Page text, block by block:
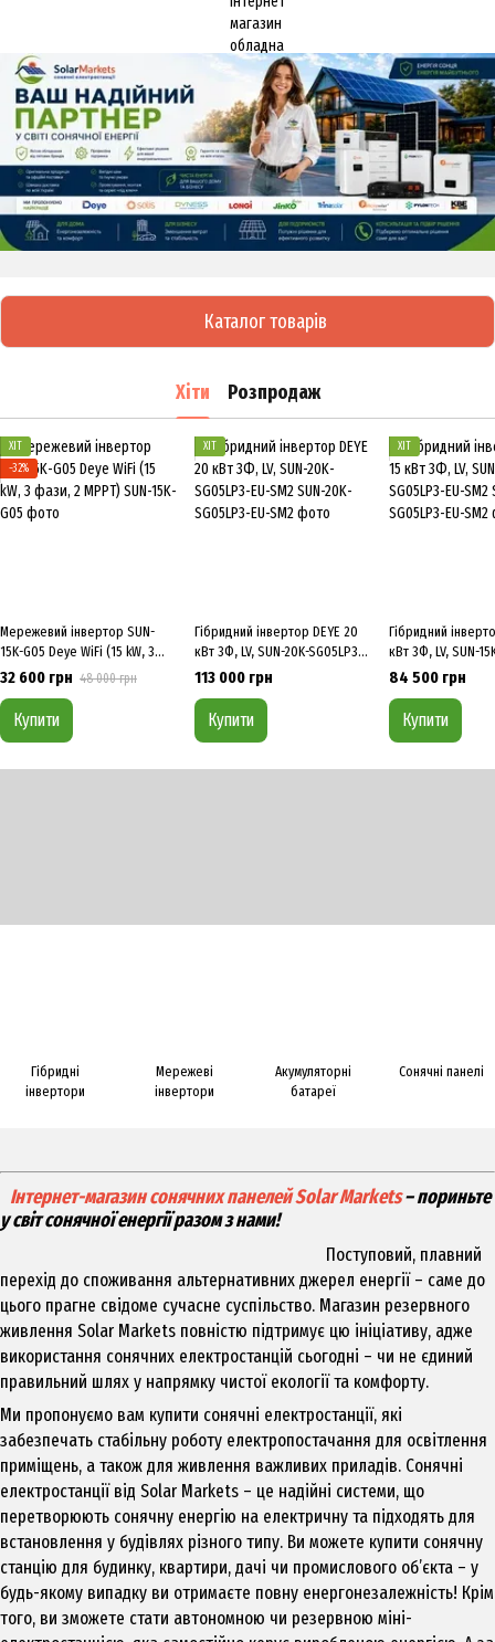
Каталог товарів
Хіти Розпродаж
ХІТ
−32%
Мережевий інвертор SUN-
15K-G05 Deye WiFi (15 kW, 3
фази, 2 MPPT)
32 600 грн 48 000 грн
Купити
ХІТ
Гібридний інвертор DEYE 20
кВт 3Ф, LV, SUN-20K-SG05LP3-
EU-SM2
113 000 грн
Купити
ХІТ
Гібридний
кВт 3Ф, LV, SUN-
EU-SM2
84 500 грн
Купити
Гібридні
інвертори
Мережеві
інвертори
Акумуляторні
батареї
Сонячні панелі
Інтернет-магазин сонячних панелей Solar Markets– пориньте
у світ сонячної енергії разом з нами!
Поступовий, плавний
перехід до споживання альтернативних джерел енергії – саме до
цього прагне свідоме сучасне суспільство. Магазин резервного
живлення Solar Markets повністю підтримує цю ініціативу, адже
використання сонячних електростанцій сьогодні – чи не єдиний
правильний шлях у напрямку чистої екології та комфорту.
Ми пропонуємо вам купити сонячні електростанції, які
забезпечать стабільну роботу електропостачання для освітлення
приміщень, а також для живлення важливих приладів. Сонячні
електростанції від Solar Markets – це надійні системи, що
перетворюють сонячну енергію на електричну та підходять для
встановлення у будівлях різного типу. Ви можете купити сонячну
станцію для будинку, квартири, дачі чи промислового об’єкта – у
будь-якому випадку ви отримаєте повну енергонезалежність! Крім
того, ви зможете стати автономною чи резервною міні-